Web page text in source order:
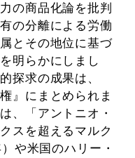
の商品化論を批判
の分離による労働
とその地位に基づ
明らかにしまし
探求の成果は、
』にまとめられま
、「アントニオ・
スを超えるマルク
や米国のハリー・